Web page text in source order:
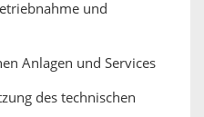
und
Anlagen und Services
des technischen